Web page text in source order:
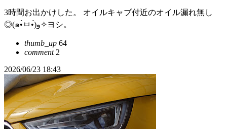
3時間お出かけした。 オイルキャブ付近のオイル漏れ無し
◎(๑•̀ㅂ•́)و✧ヨシ。
thumb_up 64
comment2
2026/06/23 18:43